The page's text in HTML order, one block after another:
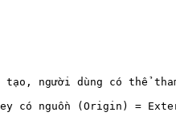
người dùng có thể
có nguồn (Origin) =